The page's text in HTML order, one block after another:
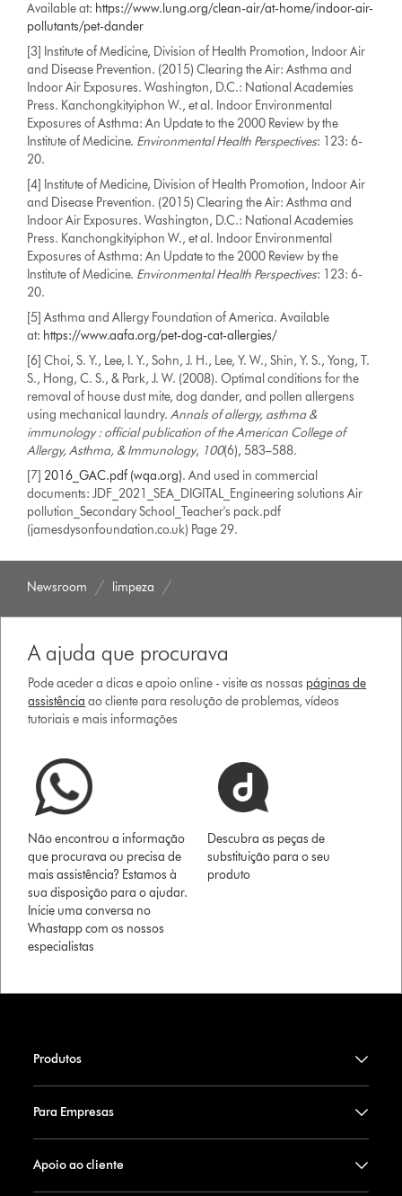
Available at: https://www.lung.org/clean-air/at-home/indoor-air-
pollutants/pet-dander
[3] Institute of Medicine, Division of Health Promotion, Indoor Air
and Disease Prevention. (2015) Clearing the Air: Asthma and
Indoor Air Exposures. Washington, D.C.: National Academies
Press. Kanchongkityiphon W., et al. Indoor Environmental
Exposures of Asthma: An Update to the 2000 Review by the
Institute of Medicine. Environmental Health Perspectives: 123: 6-
20.
[4] Institute of Medicine, Division of Health Promotion, Indoor Air
and Disease Prevention. (2015) Clearing the Air: Asthma and
Indoor Air Exposures. Washington, D.C.: National Academies
Press. Kanchongkityiphon W., et al. Indoor Environmental
Exposures of Asthma: An Update to the 2000 Review by the
Institute of Medicine. Environmental Health Perspectives: 123: 6-
20.
[5] Asthma and Allergy Foundation of America. Available
at: https://www.aafa.org/pet-dog-cat-allergies/
[6] Choi, S. Y., Lee, I. Y., Sohn, J. H., Lee, Y. W., Shin, Y. S., Yong, T.
S., Hong, C. S., & Park, J. W. (2008). Optimal conditions for the
removal of house dust mite, dog dander, and pollen allergens
using mechanical laundry.Annals of allergy, asthma &
immunology : official publication of the American College of
Allergy, Asthma, & Immunology, 100(6), 583–588.
[7] 2016_GAC.pdf (wqa.org). And used in commercial
documents: JDF_2021_SEA_DIGITAL_Engineering solutions Air
pollution_Secondary School_Teacher's pack.pdf
(jamesdysonfoundation.co.uk) Page 29.
Newsroom limpeza
A ajuda que procurava
Pode aceder a dicas e apoio online - visite as nossas páginas de
assistência ao cliente para resolução de problemas, vídeos
tutoriais e mais informações
Não encontrou a informação
que procurava ou precisa de
mais assistência? Estamos à
sua disposição para o ajudar.
Inicie uma conversa no
Whastapp com os nossos
especialistas
Descubra as peças de
substituição para o seu
produto
Produtos
Para Empresas
Apoio ao cliente